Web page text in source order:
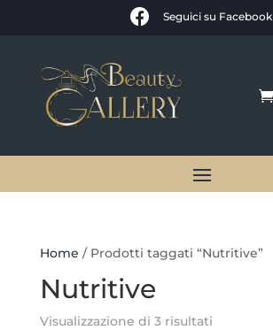
 Seguici su Facebook
Home / Prodotti taggati “Nutritive”
Nutritive
Visualizzazione di 3 risultati